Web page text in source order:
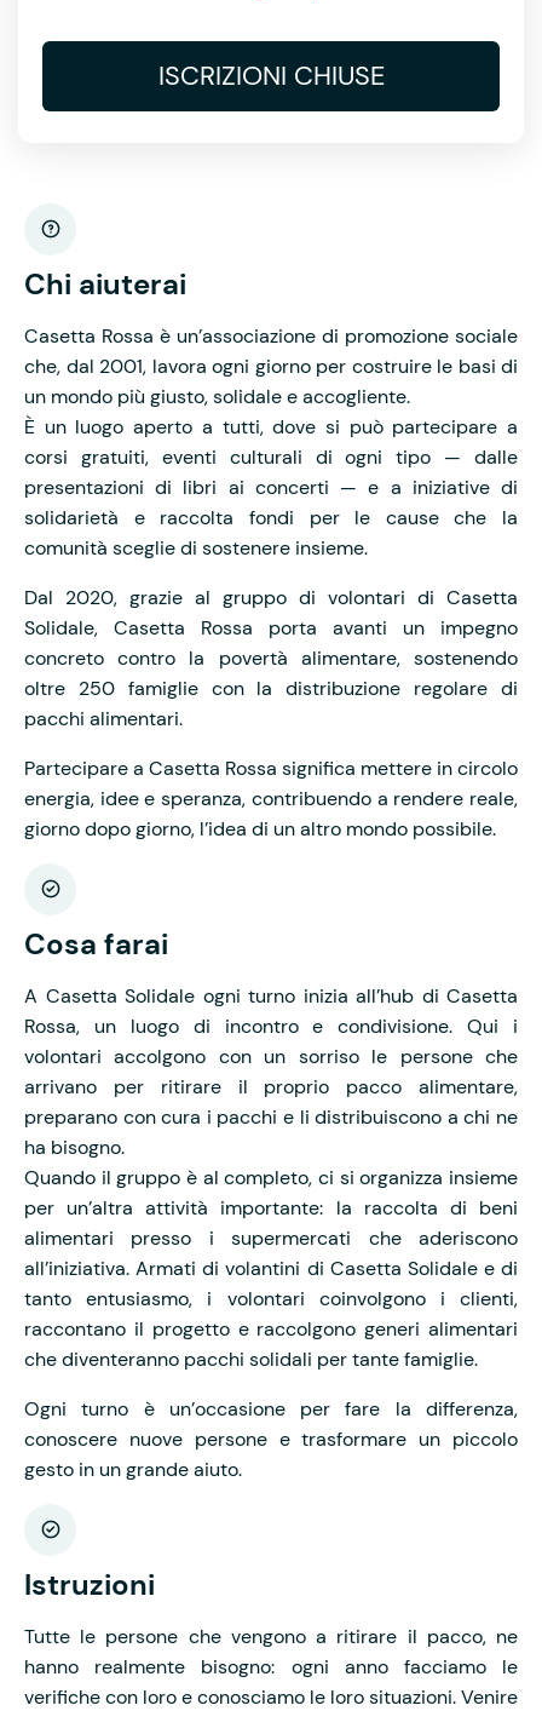
ISCRIZIONI CHIUSE
Chi aiuterai
Casetta Rossa è un’associazione di promozione sociale
che, dal 2001, lavora ogni giorno per costruire le basi di
un mondo più giusto, solidale e accogliente.
È un luogo aperto a tutti, dove si può partecipare a
corsi gratuiti, eventi culturali di ogni tipo — dalle
presentazioni di libri ai concerti — e a iniziative di
solidarietà e raccolta fondi per le cause che la
comunità sceglie di sostenere insieme.
Dal 2020, grazie al gruppo di volontari di Casetta
Solidale, Casetta Rossa porta avanti un impegno
concreto contro la povertà alimentare, sostenendo
oltre 250 famiglie con la distribuzione regolare di
pacchi alimentari.
Partecipare a Casetta Rossa significa mettere in circolo
energia, idee e speranza, contribuendo a rendere reale,
giorno dopo giorno, l’idea di un altro mondo possibile.
Cosa farai
A Casetta Solidale ogni turno inizia all’hub di Casetta
Rossa, un luogo di incontro e condivisione. Qui i
volontari accolgono con un sorriso le persone che
arrivano per ritirare il proprio pacco alimentare,
preparano con cura i pacchi e li distribuiscono a chi ne
ha bisogno.
Quando il gruppo è al completo, ci si organizza insieme
per un’altra attività importante: la raccolta di beni
alimentari presso i supermercati che aderiscono
all’iniziativa. Armati di volantini di Casetta Solidale e di
tanto entusiasmo, i volontari coinvolgono i clienti,
raccontano il progetto e raccolgono generi alimentari
che diventeranno pacchi solidali per tante famiglie.
Ogni turno è un’occasione per fare la differenza,
conoscere nuove persone e trasformare un piccolo
gesto in un grande aiuto.
Istruzioni
Tutte le persone che vengono a ritirare il pacco, ne
hanno realmente bisogno: ogni anno facciamo le
verifiche con loro e conosciamo le loro situazioni. Venire